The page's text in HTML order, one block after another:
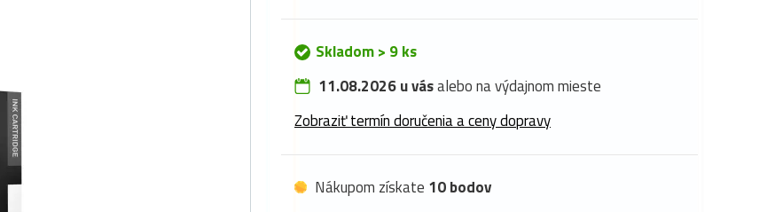
Skladom > 9 ks
11.08.2026 u vásalebo na výdajnom mieste
Zobraziť termín doručenia a ceny dopravy
Nákupom získate 10 bodov